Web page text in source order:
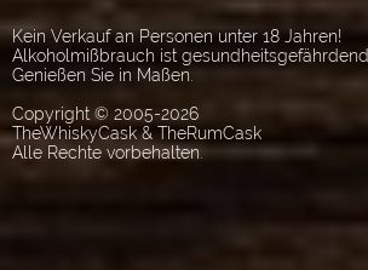
Kein Verkauf an Personen unter 18 Jahren!
Alkoholmißbrauch ist gesundheitsgefährdend.
Genießen Sie in Maßen.
Copyright © 2005-2026
TheWhiskyCask & TheRumCask
Alle Rechte vorbehalten.